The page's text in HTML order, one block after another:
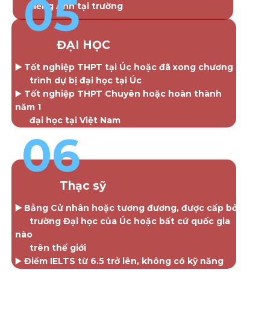
tiếng Anh tại trường
05
ĐẠI HỌC
▶️ Tốt nghiệp THPT tại Úc hoặc đã xong chương
trình dự bị đại học tại Úc
▶️ Tốt nghiệp THPT Chuyên hoặc hoàn thành
năm 1
đại học tại Việt Nam
▶️ IELTS đạt 6.5 trở lên
06
Thạc sỹ
▶️ Bằng Cử nhân hoặc tương đương, được cấp bởi
trường Đại học của Úc hoặc bất cứ quốc gia
nào
trên thế giới
▶️ Điểm IELTS từ 6.5 trở lên, không có kỹ năng